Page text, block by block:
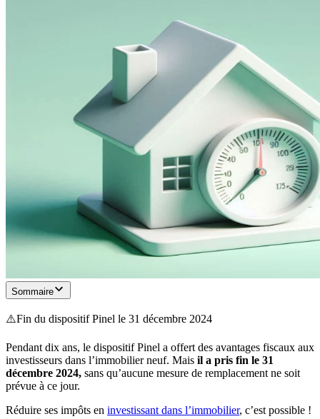
Sommaire
⚠️Fin du dispositif Pinel le 31 décembre 2024
Pendant dix ans, le dispositif Pinel a offert des avantages fiscaux aux
investisseurs dans l’immobilier neuf. Mais il a pris fin le 31
décembre 2024, sans qu’aucune mesure de remplacement ne soit
prévue à ce jour.
Réduire ses impôts en investissant dans l’immobilier, c’est possible !